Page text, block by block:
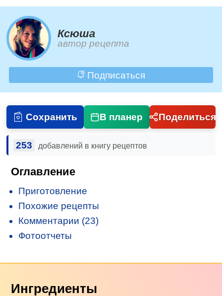
Ксюша
автор рецепта
Подписаться
Сохранить В планер Поделиться
253 добавлений в книгу рецептов
Оглавление
Приготовление
Похожие рецепты
Комментарии (23)
Фотоотчеты
Ингредиенты